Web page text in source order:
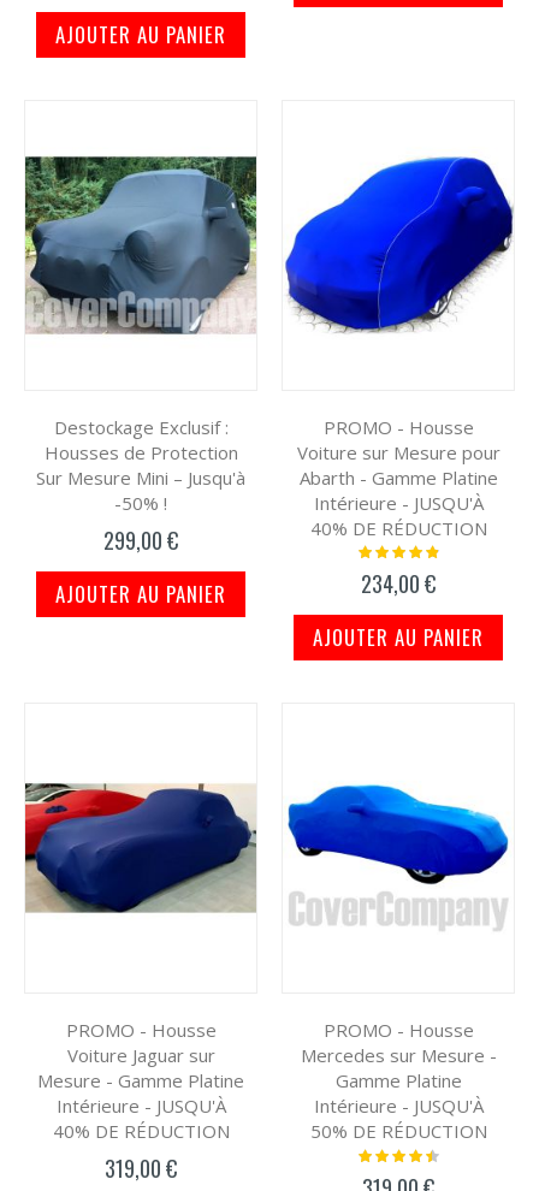
AJOUTER AU PANIER
Destockage Exclusif :
Housses de Protection
Sur Mesure Mini – Jusqu'à
-50% !
299,00 €
AJOUTER AU PANIER
PROMO - Housse
Voiture sur Mesure pour
Abarth - Gamme Platine
Intérieure - JUSQU'À
40% DE RÉDUCTION
Notation:
234,00 €
AJOUTER AU PANIER
PROMO - Housse
Voiture Jaguar sur
Mesure - Gamme Platine
Intérieure - JUSQU'À
40% DE RÉDUCTION
319,00 €
PROMO - Housse
Mercedes sur Mesure -
Gamme Platine
Intérieure - JUSQU'À
50% DE RÉDUCTION
Notation: